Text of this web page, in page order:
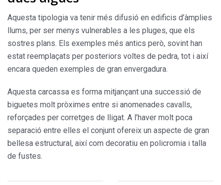
Aquesta tipologia va tenir més difusió en edificis d’àmplies
llums, per ser menys vulnerables a les pluges, que els
sostres plans. Els exemples més antics però, sovint han
estat reemplaçats per posteriors voltes de pedra, tot i així
encara queden exemples de gran envergadura.
Aquesta carcassa es forma mitjançant una successió de
biguetes molt pròximes entre si anomenades cavalls,
reforçades per corretges de lligat. A l’haver molt poca
separació entre elles el conjunt ofereix un aspecte de gran
bellesa estructural, així com decoratiu en policromia i talla
de fustes.